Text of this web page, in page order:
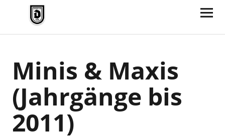
TV Jahn Duderstadt
Minis & Maxis
(Jahrgänge bis
2011)